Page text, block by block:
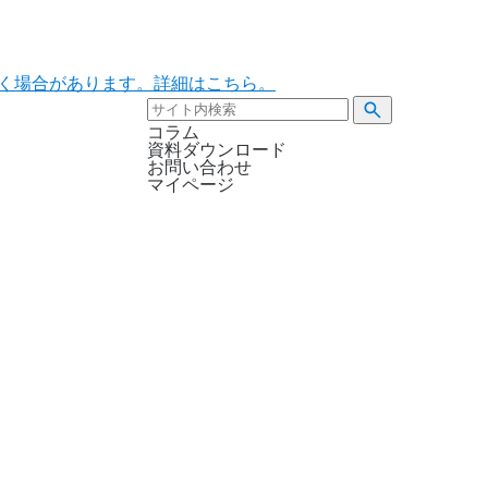
合があります。詳細はこちら。
コラム
資料ダウンロード
お問い合わせ
マイページ